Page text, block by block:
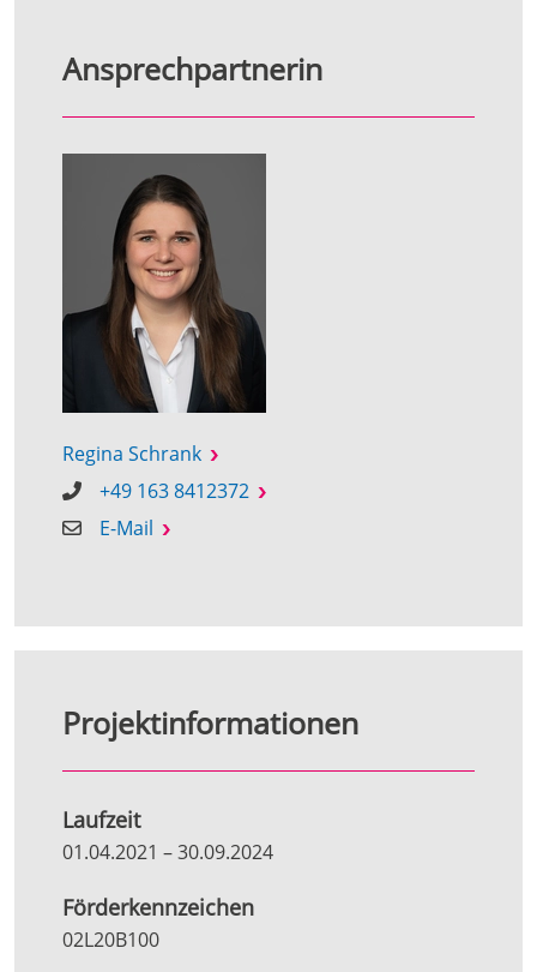
Ansprechpartnerin
Regina Schrank
+49 163 8412372
E-Mail
Projektinformationen
Laufzeit
01.04.2021 –30.09.2024
Förderkennzeichen
02L20B100